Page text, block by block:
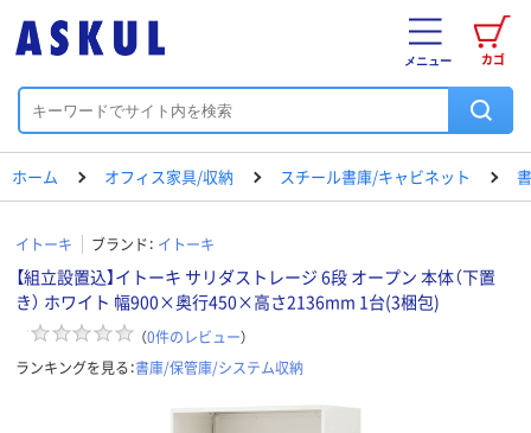
カゴ
メニュー
ホーム オフィス家具/収納 スチール書庫/キャビネット
イトーキ ブランド： イトーキ
【組立設置込】イトーキ サリダストレージ 6段 オープン 本体（下置
き） ホワイト 幅900×奥行450×高さ2136mm 1台(3梱包)
（0件のレビュー）
ランキングを見る：書庫/保管庫/システム収納